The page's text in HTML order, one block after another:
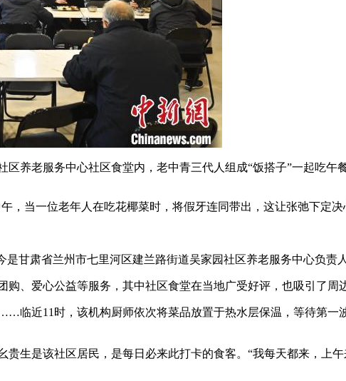
养老服务中心社区食堂内，老中青三代人组成“饭搭子”一起吃午
当一位老年人在吃花椰菜时，将假牙连同带出，这让张弛下定
甘肃省兰州市七里河区建兰路街道吴家园社区养老服务中心负责人
爱心公益等服务，其中社区食堂在当地广受好评，也吸引了周边
近11时，该机构厨师依次将菜品放置于热水层保温，等待第一
生是该社区居民，是每日必来此打卡的食客。“我每天都来，上